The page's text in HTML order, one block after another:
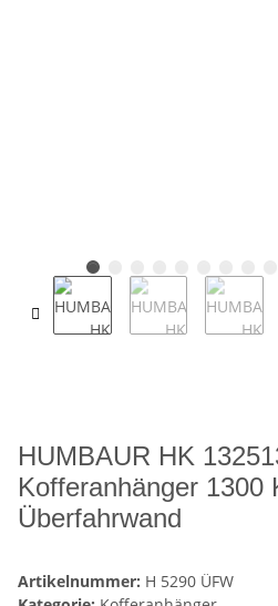
HUMBAUR HK
Kofferanhänger 1300
Überfahrwand
Artikelnummer: H 5290 ÜFW